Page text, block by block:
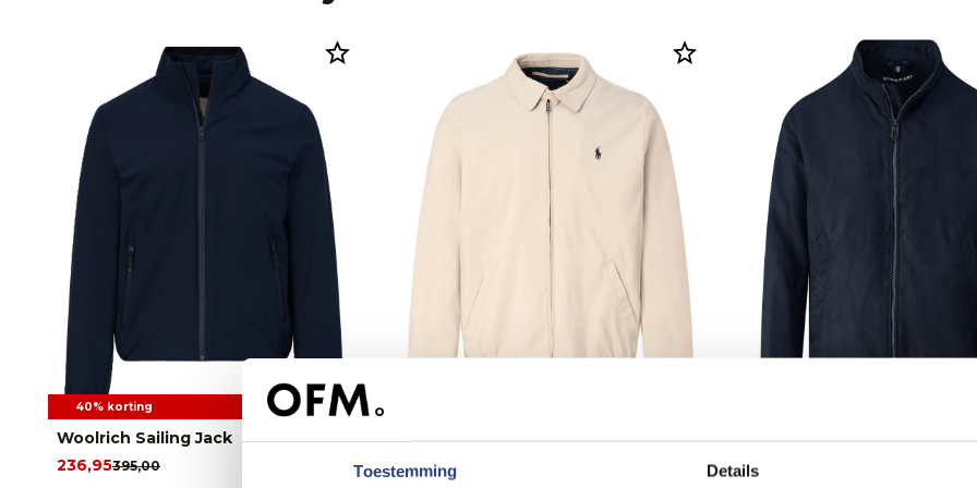
Toestemming Details
40% korting
Woolrich Sailing Jack
395,00
236,95
Polo Ralph Lauren Jack
245,00
State of Art Jack
119,95